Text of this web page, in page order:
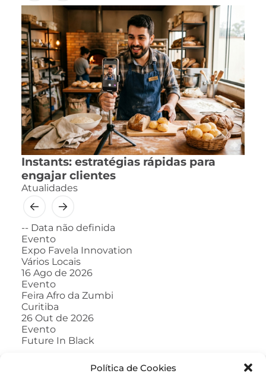
Política de Cookies
Instants: estratégias rápidas para
engajar clientes
Atualidades
-- Data não definida
Evento
Expo Favela Innovation
Vários Locais
16 Ago de 2026
Evento
Feira Afro da Zumbi
Curitiba
26 Out de 2026
Evento
Future In Black